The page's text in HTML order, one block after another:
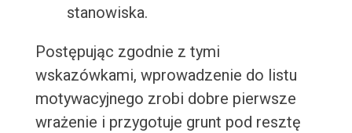
stanowiska.
Postępując zgodnie z tymi
wskazówkami, wprowadzenie do listu
motywacyjnego zrobi dobre pierwsze
wrażenie i przygotuje grunt pod resztę